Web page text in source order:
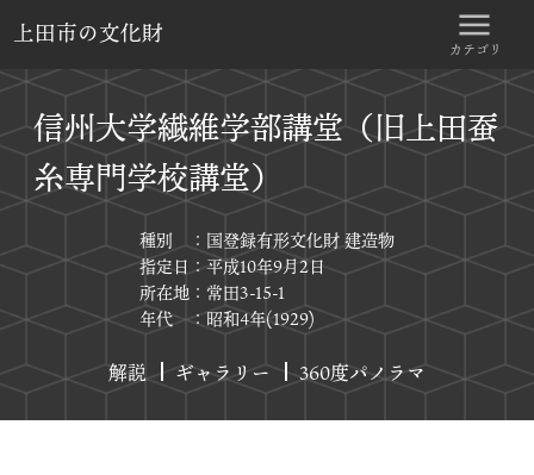
カテゴリ
上田市の文化財
信州大学繊維学部講堂（旧上田蚕
糸専門学校講堂）
種別 ：国登録有形文化財 建造物
指定日：平成10年9月2日
所在地：常田3-15-1
年代 ：昭和4年(1929)
解説 ギャラリー 360度パノラマ